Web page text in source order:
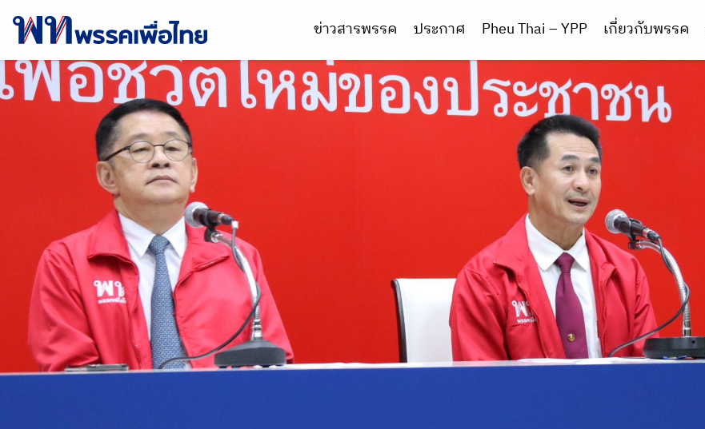
ข่าวสารพรรค ประกาศ Pheu Thai – YPP เกี่ยวกับพรรค